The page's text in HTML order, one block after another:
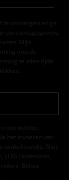
ontvangen en ga
persoonsgegevens
Mijn
met de
te allen tijde
niet worden
het invoeren van
winkelmandje. Niet
(Till) Lindemann,
Böhse